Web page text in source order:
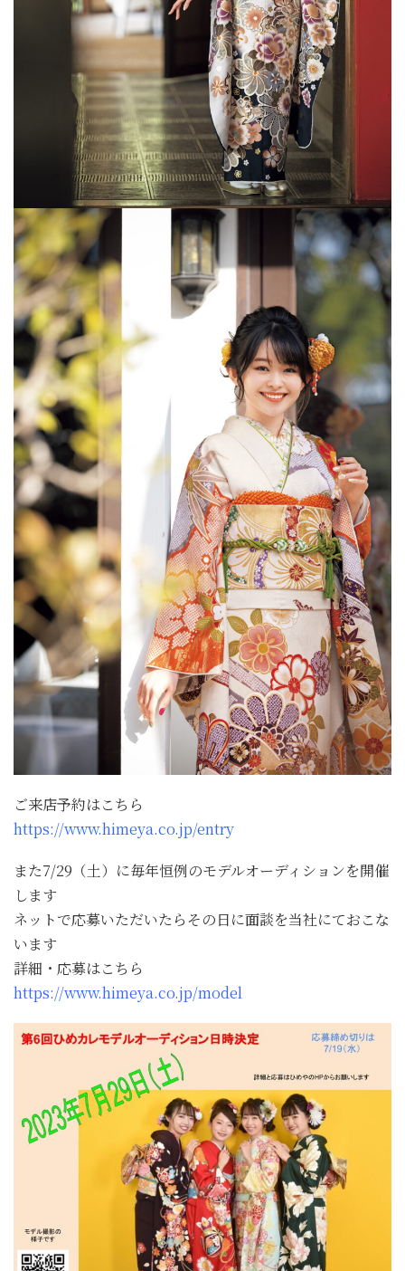
ご来店予約はこちら
https://www.himeya.co.jp/entry
また7/29（土）に毎年恒例のモデルオーディションを開催
します
ネットで応募いただいたらその日に面談を当社にておこな
います
詳細・応募はこちら
https://www.himeya.co.jp/model